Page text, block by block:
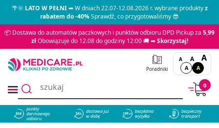
🌴🌞LATO W PEŁNI➡ W dniach 22.07-12.08.2026 r. wybrane produktyz
rabatem do -40%Sprawdź, co przygotowaliśmy 😎
📦 Dostawa do automatów paczkowych i punktów odbioru DPD Pickup za 5,99
złObowiązuje do 12.08 do godziny 12:00 🚚 ➡Skorzystaj!
Poradniki
A A A
A A
0
858
punkty
darmowego
odbioru
dostawa już
w dobę
bezpłatna
wysyłka
bezpieczny
transport